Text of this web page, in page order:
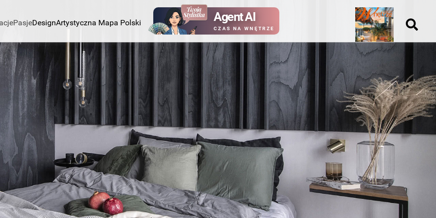
PasjeDesignArtystyczna Mapa Polski Agent AI
CZAS NA WNĘTRZE
Nowy
numer
kup ten
numer
Wydanie papierowe
kup ten
numer
Wydanie cyfrowe